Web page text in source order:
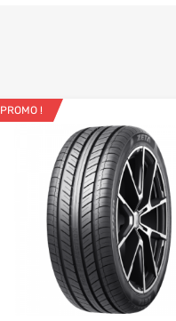
Add to Compare
PROMO !